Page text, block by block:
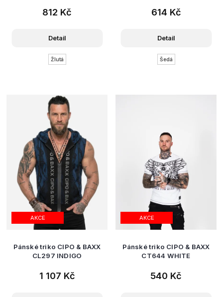
812 Kč
Detail
Žlutá
614 Kč
Detail
Šedá
AKCE
Pánské triko CIPO & BAXX
CL297 INDIGO
1 107 Kč
AKCE
Pánské triko CIPO & BAXX
CT644 WHITE
540 Kč